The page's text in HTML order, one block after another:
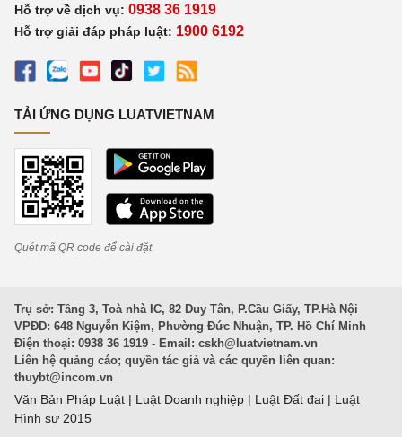
Hỗ trợ về dịch vụ: 0938 36 1919
Hỗ trợ giải đáp pháp luật: 1900 6192
TẢI ỨNG DỤNG LUATVIETNAM
Quét mã QR code để cài đặt
Trụ sở: Tầng 3, Toà nhà IC, 82 Duy Tân, P.Cầu Giấy, TP.Hà Nội
VPĐD: 648 Nguyễn Kiệm, Phường Đức Nhuận, TP. Hồ Chí Minh
Điện thoại: 0938 36 1919 - Email: cskh@luatvietnam.vn
Liên hệ quảng cáo; quyền tác giả và các quyền liên quan:
thuybt@incom.vn
Văn Bản Pháp Luật | Luật Doanh nghiệp | Luật Đất đai | Luật
Hình sự 2015